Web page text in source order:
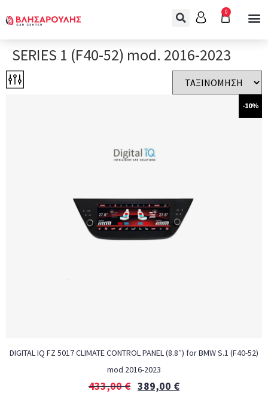
0
SERIES 1 (F40-52) mod. 2016-2023
-10%
DIGITAL IQ FZ 5017 CLIMATE CONTROL PANEL (8.8″) for BMW S.1 (F40-52)
mod 2016-2023
433,00€ 389,00 €